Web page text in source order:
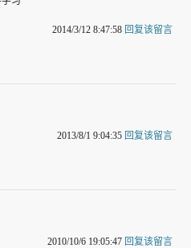
2014/3/12 8:47:58 回复该留言
2013/8/1 9:04:35 回复该留言
2010/10/6 19:05:47 回复该留言